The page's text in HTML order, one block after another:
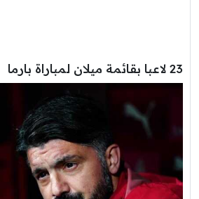
23 لاعبا بقائمة ميلان لمباراة بارما